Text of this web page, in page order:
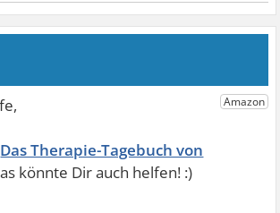
Das Therapie-Tagebuch von